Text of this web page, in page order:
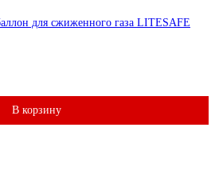
для сжиженного газа LITESAFE
В корзину